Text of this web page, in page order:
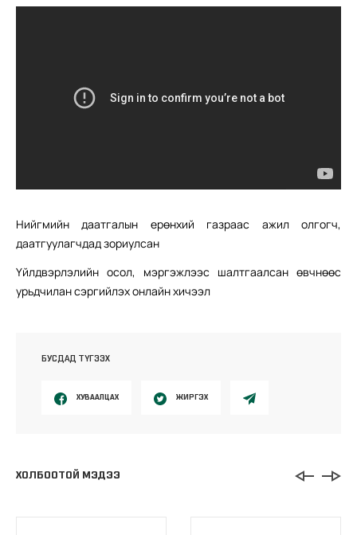
Нийгмийн даатгалын ерөнхий газраас ажил олгогч,
даатгуулагчдад зориулсан
Үйлдвэрлэлийн осол, мэргэжлээс шалтгаалсан өвчнөөс
урьдчилан сэргийлэх онлайн хичээл
БУСДАД ТҮГЭЭХ
ХУВААЛЦАХ ЖИРГЭХ
ХОЛБООТОЙ МЭДЭЭ